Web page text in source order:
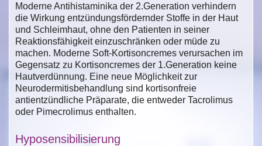
Moderne Antihistaminika der 2.Generation verhindern
die Wirkung entzündungsfördernder Stoffe in der Haut
und Schleimhaut, ohne den Patienten in seiner
Reaktionsfähigkeit einzuschränken oder müde zu
machen. Moderne Soft-Kortisoncremes verursachen im
Gegensatz zu Kortisoncremes der 1.Generation keine
Hautverdünnung. Eine neue Möglichkeit zur
Neurodermitisbehandlung sind kortisonfreie
antientzündliche Präparate, die entweder Tacrolimus
oder Pimecrolimus enthalten.
Hyposensibilisierung